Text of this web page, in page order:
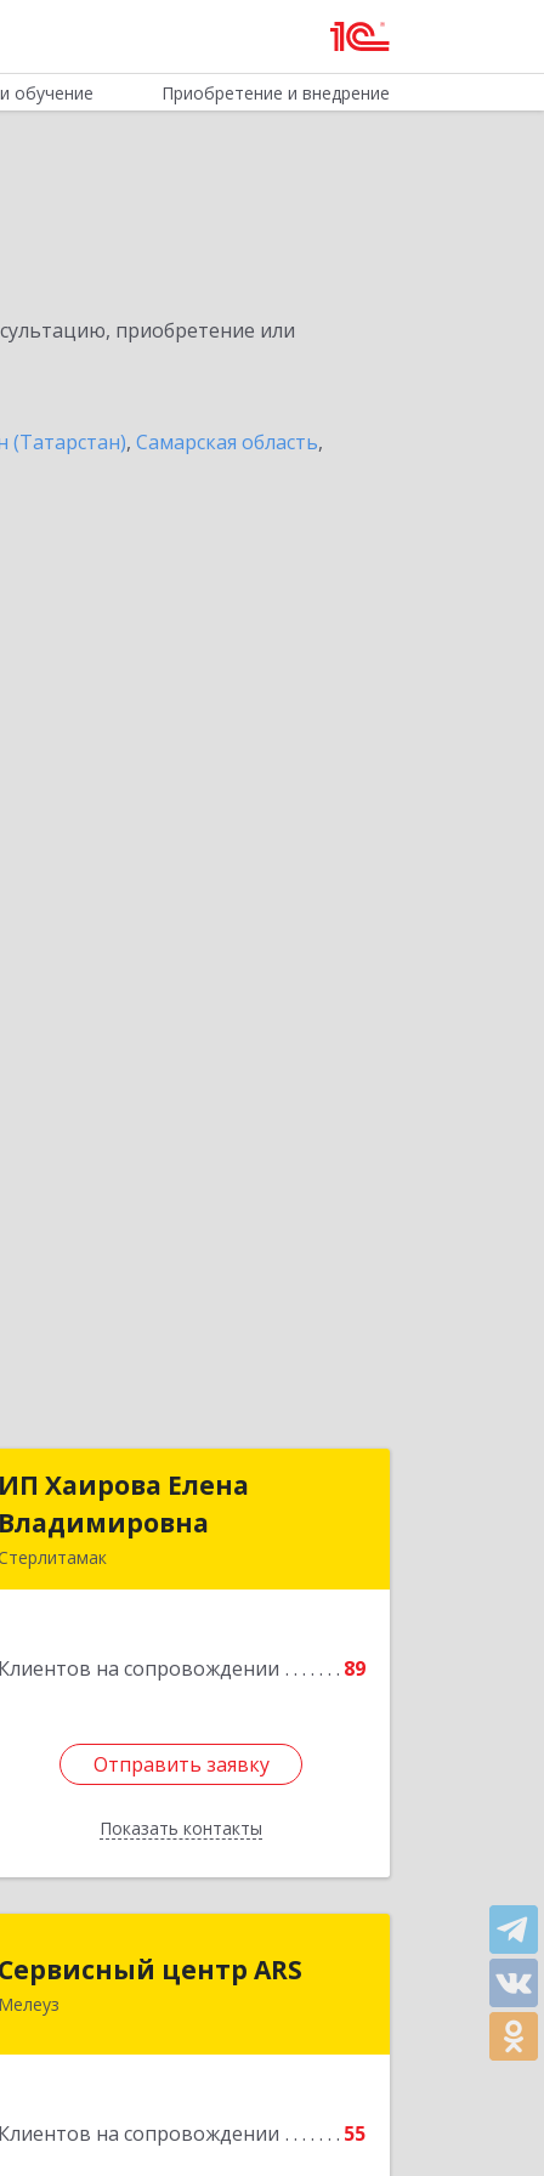
обучение Приобретение и внедрение
приобретение или
(Татарстан), Самарская область,
ИП Хаирова Елена
Владимировна
Клиентов на сопровождении 89
Отправить заявку
Показать контакты
ИП Хаирова Елена
Владимировна
Отправить заявку
Назад
Сервисный центр ARS
Мелеуз
Клиентов на сопровождении 55
Сервисный центр ARS